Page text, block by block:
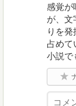
感覚が
が、文
りを
占めて
小説で